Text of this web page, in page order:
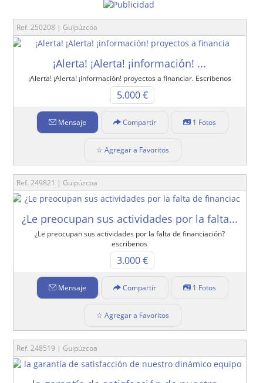
Ref. 250208 | Guipúzcoa
¡Alerta! ¡Alerta! ¡información! ...
¡Alerta! ¡Alerta! ¡información! proyectos a financiar. Escríbenos
5.000 €
Mensaje Compartir 1 Fotos
☆ Agregar a Favoritos
Ref. 249821 | Guipúzcoa
¿Le preocupan sus actividades por la falta...
¿Le preocupan sus actividades por la falta de financiación?
escribenos
3.000 €
Mensaje Compartir 1 Fotos
☆ Agregar a Favoritos
Ref. 248519 | Guipúzcoa